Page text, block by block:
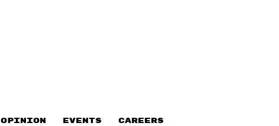
OPINION EVENTS CAREERS